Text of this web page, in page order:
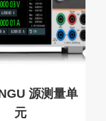
源测量单
元